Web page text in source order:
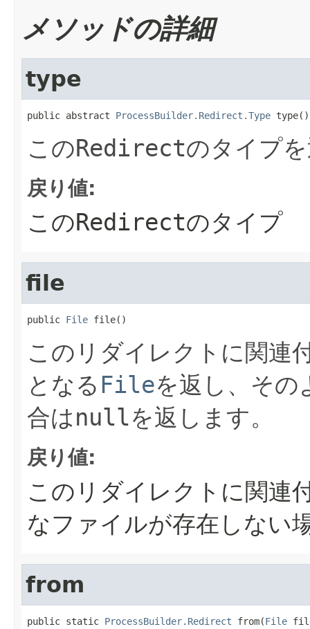
メソッドの詳細
type
public abstract ProcessBuilder.Redirect.Type type()
このRedirectのタイプ
戻り値:
このRedirectのタイプ
file
public File file()
このリダイレクトに関連
となる Fileを返し、その
合はnullを返します。
戻り値:
このリダイレクトに関連
なファイルが存在しない
from
public static ProcessBuilder.Redirect from(File